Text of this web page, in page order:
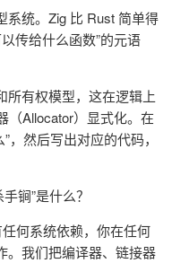
系统。Zig 比 Rust 简单得
传给什么函数”的元语
所有权模型，这在逻辑上
（Allocator）显式化。在
，然后写出对应的代码，
锏”是什么？
何系统依赖，你在任何
。我们把编译器、链接器